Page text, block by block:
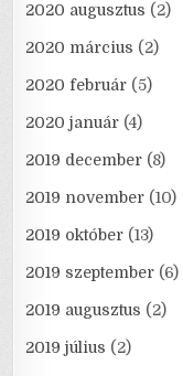
2020 augusztus (2)
2020 március (2)
2020 február (5)
2020 január (4)
2019 december (8)
2019 november (10)
2019 október (13)
2019 szeptember (6)
2019 augusztus (2)
2019 július (2)